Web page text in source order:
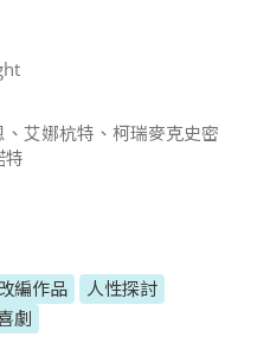
艾娜杭特、柯瑞麥克史密
特
編作品
人性探討
劇